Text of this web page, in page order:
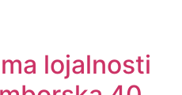
lojalnosti